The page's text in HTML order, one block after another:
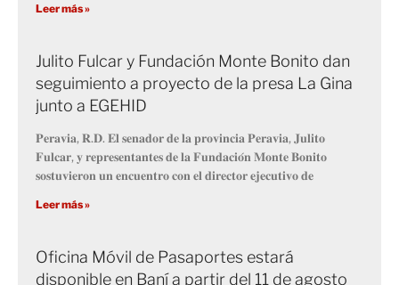
Leer más »
Julito Fulcar y Fundación Monte Bonito dan
seguimiento a proyecto de la presa La Gina
junto a EGEHID
𝐏𝐞𝐫𝐚𝐯𝐢𝐚, 𝐑.𝐃. 𝐄𝐥 𝐬𝐞𝐧𝐚𝐝𝐨𝐫 𝐝𝐞 𝐥𝐚 𝐩𝐫𝐨𝐯𝐢𝐧𝐜𝐢𝐚 𝐏𝐞𝐫𝐚𝐯𝐢𝐚, 𝐉𝐮𝐥𝐢𝐭𝐨
𝐅𝐮𝐥𝐜𝐚𝐫, 𝐲 𝐫𝐞𝐩𝐫𝐞𝐬𝐞𝐧𝐭𝐚𝐧𝐭𝐞𝐬 𝐝𝐞 𝐥𝐚 𝐅𝐮𝐧𝐝𝐚𝐜𝐢𝐨́𝐧 𝐌𝐨𝐧𝐭𝐞 𝐁𝐨𝐧𝐢𝐭𝐨
𝐬𝐨𝐬𝐭𝐮𝐯𝐢𝐞𝐫𝐨𝐧 𝐮𝐧 𝐞𝐧𝐜𝐮𝐞𝐧𝐭𝐫𝐨 𝐜𝐨𝐧 𝐞𝐥 𝐝𝐢𝐫𝐞𝐜𝐭𝐨𝐫 𝐞𝐣𝐞𝐜𝐮𝐭𝐢𝐯𝐨 𝐝𝐞
Leer más »
Oficina Móvil de Pasaportes estará
disponible en Baní a partir del 11 de agosto